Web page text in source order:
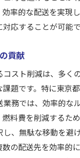
効率的な配送を実現
応することが可能で
貢献
スト削減は、多く
題です。特に東京
務では、効率的な
料費を削減するた
、無駄な移動を避
の配送先を効率的